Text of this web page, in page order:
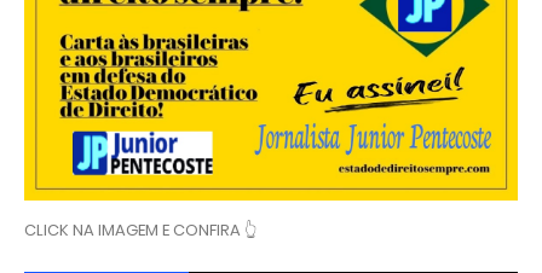
CLICK NA IMAGEM E CONFIRA 👆